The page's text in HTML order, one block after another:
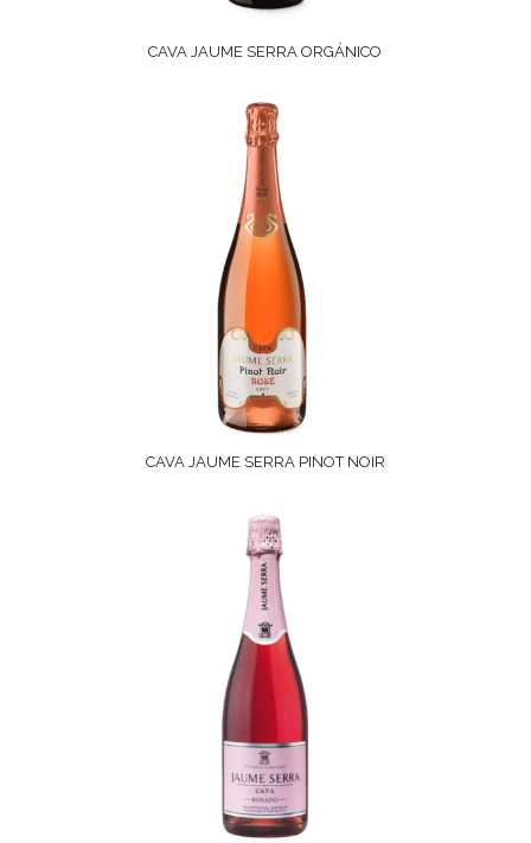
CAVA JAUME SERRA ORGÁNICO
CAVA JAUME SERRA PINOT NOIR